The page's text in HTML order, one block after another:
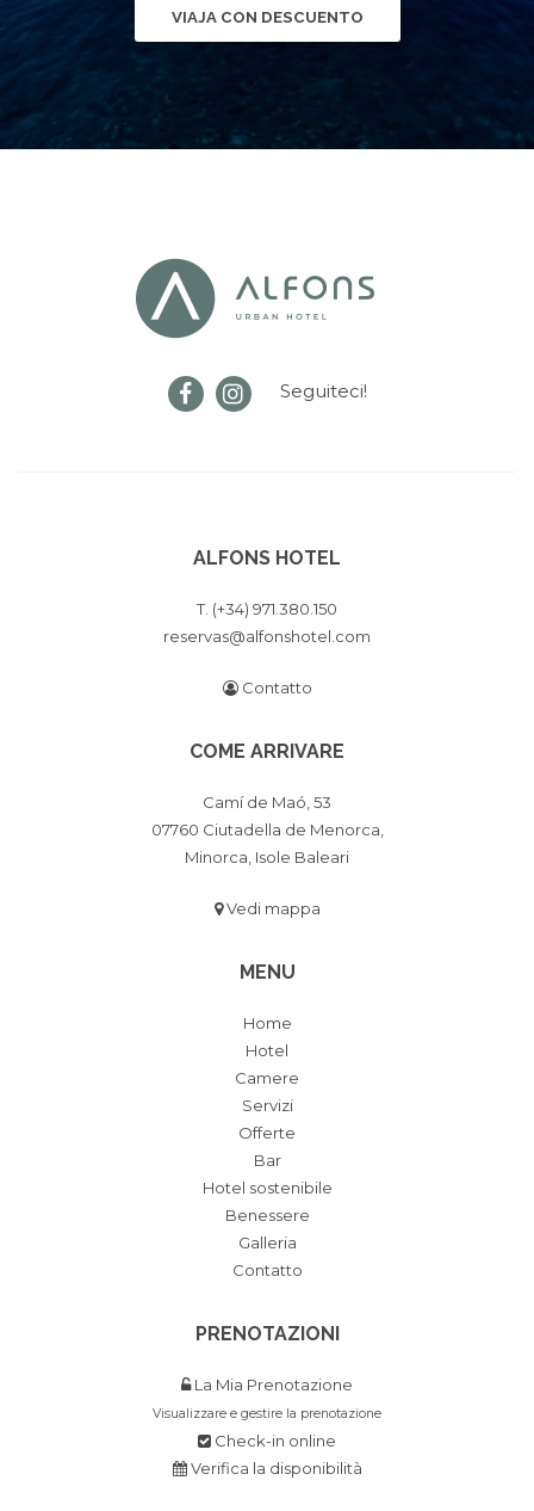
VIAJA CON DESCUENTO
Seguiteci!
ALFONS HOTEL
T. (+34) 971.380.150
reservas@alfonshotel.com
Contatto
COME ARRIVARE
Camí de Maó, 53
07760 Ciutadella de Menorca,
Minorca, Isole Baleari
Vedi mappa
MENU
Home
Hotel
Camere
Servizi
Offerte
Bar
Hotel sostenibile
Benessere
Galleria
Contatto
PRENOTAZIONI
La Mia Prenotazione
Visualizzare e gestire la prenotazione
Check-in online
Verifica la disponibilità